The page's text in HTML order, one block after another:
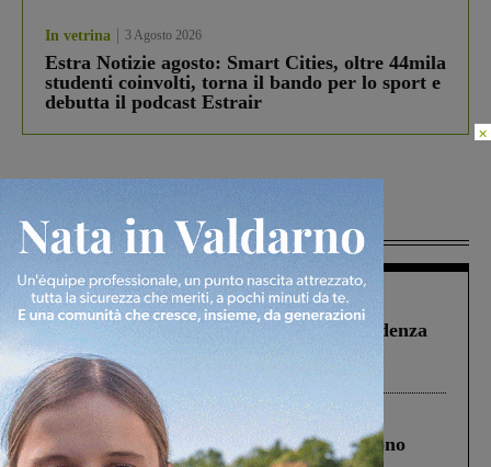
In vetrina 3 Agosto 2026
Estra Notizie agosto: Smart Cities, oltre 44mila
studenti coinvolti, torna il bando per lo sport e
debutta il podcast Estrair
Più lette
Figline Incisa Valdarno 1 Agosto 2026
Piscina di Figline finanziata oltre la scadenza
Pnrr, il gruppo di Fratelli d’Italia: “Un
ringraziamento al Governo”
Cronaca 4 Agosto 2026
Un anno fa la strage in A1 in cui morirono
×